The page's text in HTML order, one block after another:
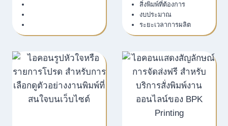
สิ่งพิมพ์ที่ต้องการ
งบประมาณ
ระยะเวลาการผลิต